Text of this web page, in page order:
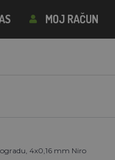
MOJ RAČUN
4x0,16 mm Niro